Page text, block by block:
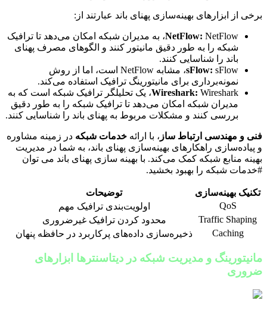
برخی از ابزارهای بهینه‌سازی پهنای باند عبارتند از:
NetFlow:NetFlow، به مدیران شبکه امکان می‌دهد تا ترافیک
شبکه را به طور دقیق مانیتور کنند و الگوهای مصرف پهنای
باند را شناسایی کنند.
sFlow:
sFlow، مشابه NetFlow است، اما از روش
نمونه‌برداری برای مانیتورینگ ترافیک استفاده می‌کند.
Wireshark:Wireshark، یک تحلیلگر ترافیک شبکه است که به
مدیران شبکه امکان می‌دهد تا ترافیک شبکه را به طور دقیق
بررسی کنند و مشکلات مربوط به پهنای باند را شناسایی کنند.
فنی و مهندسی ارتباط ساز ، با ارائه خدمات شبکه در زمینه مشاوره
و پیاده‌سازی راهکارهای بهینه‌سازی پهنای باند، به شما در مدیریت
بهینه منابع شبکه کمک می‌کند. با بهینه سازی پهنای باند می توان
#خدمات شبکه را بهبود بخشید.
تکنیک بهینه‌سازی
توضیحات
QoS
اولویت‌بندی ترافیک مهم
Traffic Shaping
محدود کردن ترافیک غیرضروری
Caching
ذخیره‌سازی داده‌های پرکاربرد در حافظه پنهان
مانیتورینگ و مدیریت شبکه در دیتاسنترها ابزارهای
ضروری